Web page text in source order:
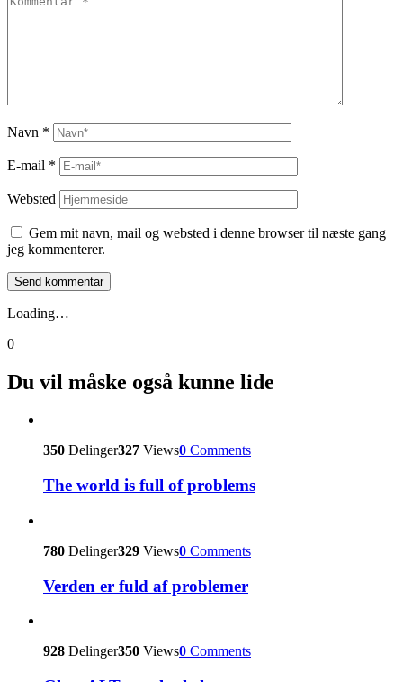
Navn *
E-mail *
Websted
Gem mit navn, mail og websted i denne browser til næste gang
jeg kommenterer.
Loading…
0
Du vil måske også kunne lide
350 Delinger327 Views0 Comments
The world is full of problems
780 Delinger329 Views0 Comments
Verden er fuld af problemer
928 Delinger350 Views0 Comments